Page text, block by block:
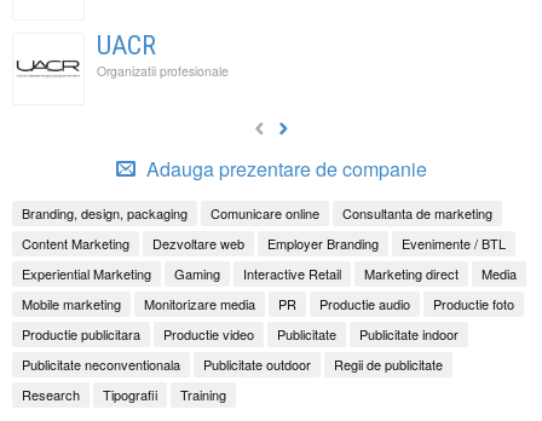
UACR
Organizatii profesionale
Adauga prezentare de companie
Branding, design, packaging Comunicare online
Consultanta de marketing
Content Marketing
Dezvoltare web Employer Branding
Evenimente / BTL
Experiential Marketing
Gaming Interactive Retail Marketing direct
Media
Mobile marketing
Monitorizare media PR Productie audio
Productie foto
Productie publicitara
Productie video Publicitate
Publicitate indoor
Publicitate neconventionala
Publicitate outdoor
Regii de publicitate
Research
Tipografii Training